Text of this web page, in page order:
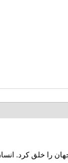
را خلق کرد.